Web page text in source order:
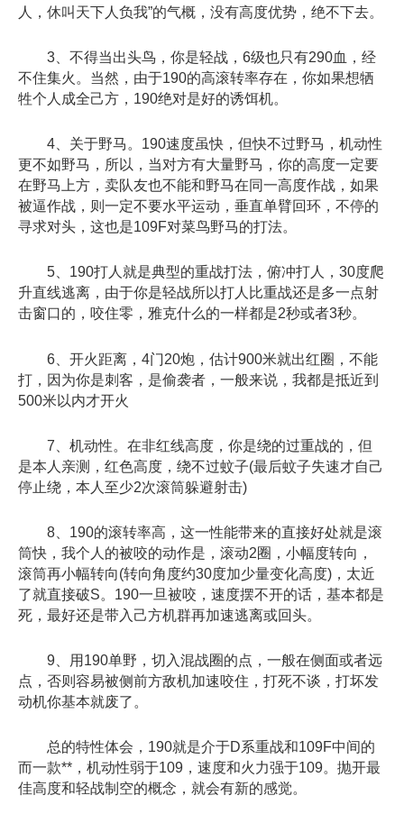
人，休叫天下人负我”的气概，没有高度优势，绝不下去。
3、不得当出头鸟，你是轻战，6级也只有290血，经
不住集火。当然，由于190的高滚转率存在，你如果想牺
牲个人成全己方，190绝对是好的诱饵机。
4、关于野马。190速度虽快，但快不过野马，机动性
更不如野马，所以，当对方有大量野马，你的高度一定要
在野马上方，卖队友也不能和野马在同一高度作战，如果
被逼作战，则一定不要水平运动，垂直单臂回环，不停的
寻求对头，这也是109F对菜鸟野马的打法。
5、190打人就是典型的重战打法，俯冲打人，30度爬
升直线逃离，由于你是轻战所以打人比重战还是多一点射
击窗口的，咬住零，雅克什么的一样都是2秒或者3秒。
6、开火距离，4门20炮，估计900米就出红圈，不能
打，因为你是刺客，是偷袭者，一般来说，我都是抵近到
500米以内才开火
7、机动性。在非红线高度，你是绕的过重战的，但
是本人亲测，红色高度，绕不过蚊子(最后蚊子失速才自己
停止绕，本人至少2次滚筒躲避射击)
8、190的滚转率高，这一性能带来的直接好处就是滚
筒快，我个人的被咬的动作是，滚动2圈，小幅度转向，
滚筒再小幅转向(转向角度约30度加少量变化高度)，太近
了就直接破S。190一旦被咬，速度摆不开的话，基本都是
死，最好还是带入己方机群再加速逃离或回头。
9、用190单野，切入混战圈的点，一般在侧面或者远
点，否则容易被侧前方敌机加速咬住，打死不谈，打坏发
动机你基本就废了。
总的特性体会，190就是介于D系重战和109F中间的
而一款**，机动性弱于109，速度和火力强于109。抛开最
佳高度和轻战制空的概念，就会有新的感觉。